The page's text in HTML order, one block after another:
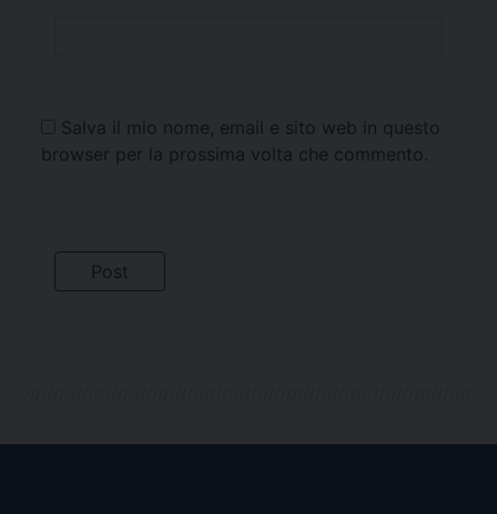
Salva il mio nome, email e sito web in questo
browser per la prossima volta che commento.